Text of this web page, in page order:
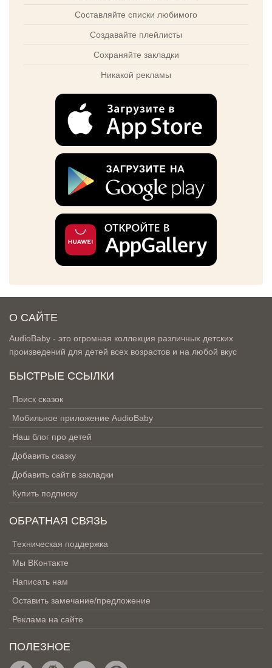
Составляйте списки любимого
Создавайте плейлисты
Сохраняйте закладки
Никакой рекламы
О САЙТЕ
AudioBaby - это огромная коллекция различных детских
произведений для детей всех возрастов и на любой вкус
БЫСТРЫЕ ССЫЛКИ
Поиск сказок
Мобильное приложение AudioBaby
Наш блог про детей
Добавить сказку
Добавить сайт в закладки
Купить подписку
ОБРАТНАЯ СВЯЗЬ
Техническая поддержка
Мы ВКонтакте
Написать нам
Оставить замечание/предложение
Реклама на сайте
ПОЛЕЗНОЕ